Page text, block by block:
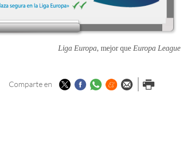
Liga Europa, mejor que Europa League
Comparte en TwitterFacebook
Whatsapp
Menéame
Enviar porImprimir